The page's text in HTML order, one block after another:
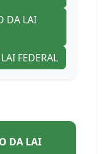
DA LAI
FEDERAL
DA LAI